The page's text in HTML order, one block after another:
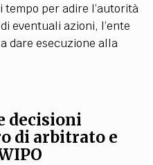
per adire l’autorità
eventuali azioni, l’ente
dare esecuzione alla
decisioni
di arbitrato e